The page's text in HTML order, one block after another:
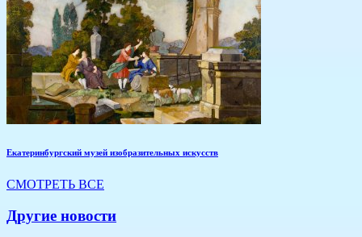
Екатеринбургский музей изобразительных искусств
СМОТРЕТЬ ВСЕ
Другие новости